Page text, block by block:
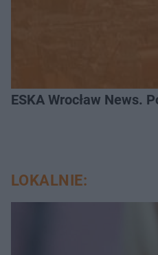
ESKA Wrocław News.
LOKALNIE: